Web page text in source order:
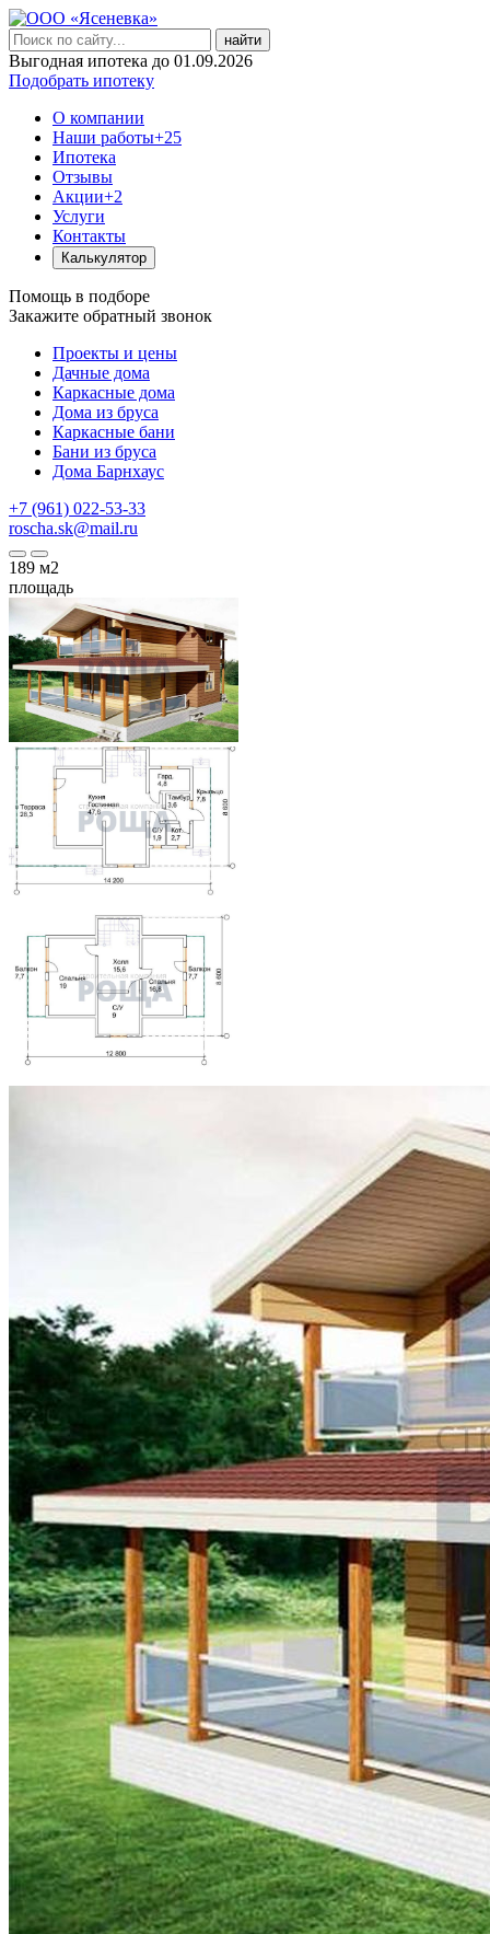
найти
Выгодная ипотека до 01.09.2026
Подобрать ипотеку
О компании
Наши работы+25
Ипотека
Отзывы
Акции+2
Услуги
Контакты
Калькулятор
Помощь в подборе
Закажите обратный звонок
Проекты и цены
Дачные дома
Каркасные дома
Дома из бруса
Каркасные бани
Бани из бруса
Дома Барнхаус
+7 (961) 022-53-33
roscha.sk@mail.ru
189 м2
площадь